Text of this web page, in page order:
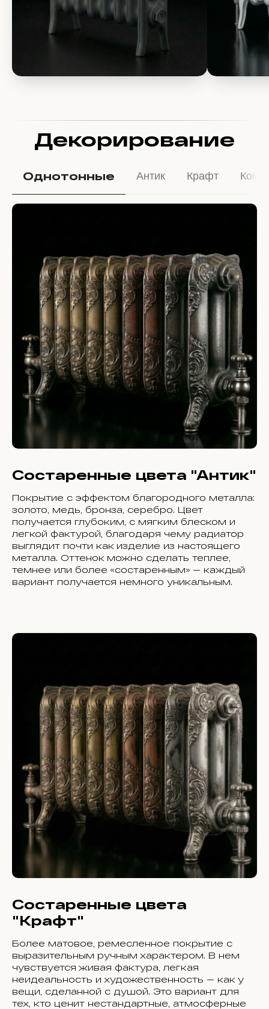
Декорирование
Однотонные Антик Крафт
Состаренные цвета "Антик"
Покрытие с эффектом благородного металла:
золото, медь, бронза, серебро. Цвет
получается глубоким, с мягким блеском и
легкой фактурой, благодаря чему радиатор
выглядит почти как изделие из настоящего
металла. Оттенок можно сделать теплее,
темнее или более «состаренным» — каждый
вариант получается немного уникальным.
Состаренные цвета
"Крафт"
Более матовое, ремесленное покрытие с
выразительным ручным характером. В нем
чувствуется живая фактура, легкая
неидеальность и художественность — как у
вещи, сделанной с душой. Это вариант для
тех, кто ценит нестандартные, атмосферные